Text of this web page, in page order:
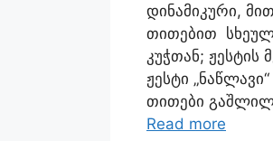
დინამიკური,
თითებით
კუჭთან; ჟესტის
ჟესტი
თითები
Read more